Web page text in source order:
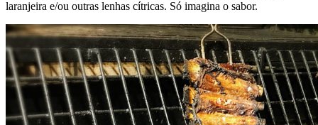
laranjeira e/ou outras lenhas cítricas. Só imagina o sabor.